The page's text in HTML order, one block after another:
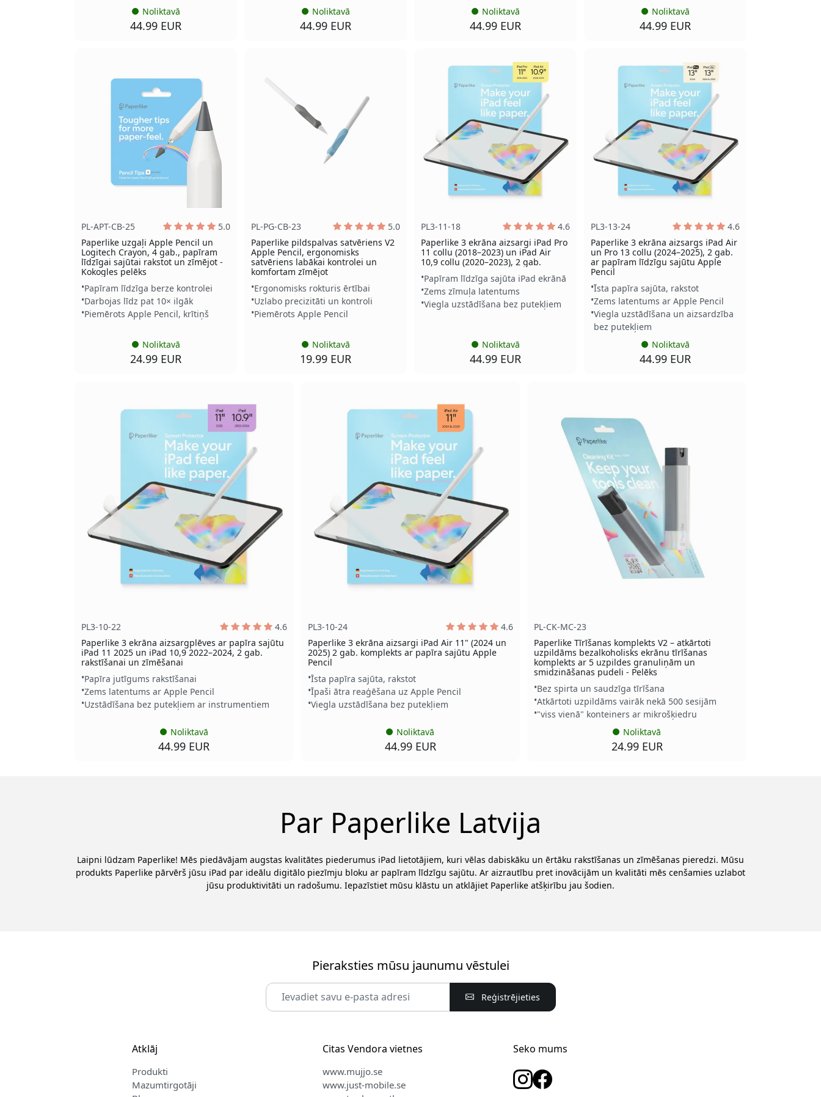
Noliktavā
44.99 EUR
Noliktavā
44.99 EUR
Noliktavā
44.99 EUR
Noliktavā
44.99 EUR
PL-APT-CB-25
5.0
Paperlike uzgaļi Apple Pencil un
Logitech Crayon, 4 gab., papīram
līdzīgai sajūtai rakstot un zīmējot -
Kokogles pelēks
Papīram līdzīga berze kontrolei
Darbojas līdz pat 10× ilgāk
Piemērots Apple Pencil, krītiņš
Noliktavā
24.99 EUR
PL-PG-CB-23
5.0
Paperlike pildspalvas satvēriens V2
Apple Pencil, ergonomisks
satvēriens labākai kontrolei un
komfortam zīmējot
Ergonomisks rokturis ērtībai
Uzlabo precizitāti un kontroli
Piemērots Apple Pencil
Noliktavā
19.99 EUR
PL3-11-18
4.6
Paperlike 3 ekrāna aizsargi iPad Pro
11 collu (2018–2023) un iPad Air
10,9 collu (2020–2023), 2 gab.
Papīram līdzīga sajūta iPad ekrānā
Zems zīmuļa latentums
Viegla uzstādīšana bez putekļiem
Noliktavā
44.99 EUR
PL3-13-24
4.6
Paperlike 3 ekrāna aizsargs iPad Air
un Pro 13 collu (2024–2025), 2 gab.
ar papīram līdzīgu sajūtu Apple
Pencil
Īsta papīra sajūta, rakstot
Zems latentums ar Apple Pencil
Viegla uzstādīšana un aizsardzība
bez putekļiem
Noliktavā
44.99 EUR
PL3-10-22
4.6
Paperlike 3 ekrāna aizsargplēves ar papīra sajūtu
iPad 11 2025 un iPad 10,9 2022–2024, 2 gab.
rakstīšanai un zīmēšanai
Papīra jutīgums rakstīšanai
Zems latentums ar Apple Pencil
Uzstādīšana bez putekļiem ar instrumentiem
Noliktavā
44.99 EUR
PL3-10-24
4.6
Paperlike 3 ekrāna aizsargi iPad Air 11" (2024 un
2025) 2 gab. komplekts ar papīra sajūtu Apple
Pencil
Īsta papīra sajūta, rakstot
Īpaši ātra reaģēšana uz Apple Pencil
Viegla uzstādīšana bez putekļiem
Noliktavā
44.99 EUR
PL-CK-MC-23
Paperlike Tīrīšanas komplekts V2 – atkārtoti
uzpildāms bezalkoholisks ekrānu tīrīšanas
komplekts ar 5 uzpildes granuliņām un
smidzināšanas pudeli - Pelēks
Bez spirta un saudzīga tīrīšana
Atkārtoti uzpildāms vairāk nekā 500 sesijām
"viss vienā" konteiners ar mikrošķiedru
Noliktavā
24.99 EUR
Par Paperlike Latvija
Laipni lūdzam Paperlike! Mēs piedāvājam augstas kvalitātes piederumus iPad lietotājiem, kuri vēlas dabiskāku un ērtāku rakstīšanas un zīmēšanas pieredzi. Mūsu
produkts Paperlike pārvērš jūsu iPad par ideālu digitālo piezīmju bloku ar papīram līdzīgu sajūtu. Ar aizrautību pret inovācijām un kvalitāti mēs cenšamies uzlabot
jūsu produktivitāti un radošumu. Iepazīstiet mūsu klāstu un atklājiet Paperlike atšķirību jau šodien.
Pieraksties mūsu jaunumu vēstulei
Reģistrējieties
Atklāj
Produkti
Mazumtirgotāji
Citas Vendora vietnes
www.mujjo.se
www.just-mobile.se
Seko mums